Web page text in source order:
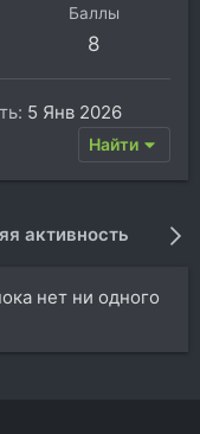
Баллы
8
5 Янв 2026
Найти
активность
нет ни одного